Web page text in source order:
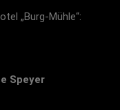
„Burg-Mühle“:
Speyer